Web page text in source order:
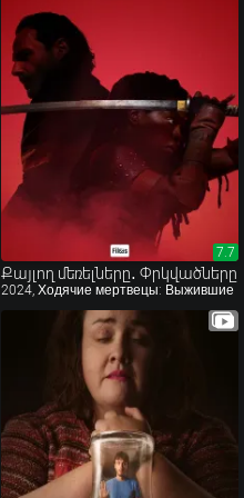
7.7
7.7
Քայլող մեռելները․ Փրկվածները
2024, Ходячие мертвецы: Выжившие